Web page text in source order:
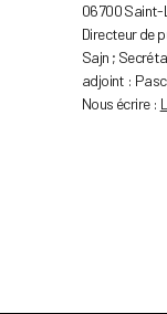
06700 Saint-
Directeur de
Sajn ;
adjoint :
Nous écrire :